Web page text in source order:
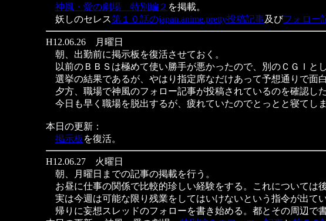
神風・愛の劇場 特別編２ を掲載。
妖しのセレス第１０話のjapan.anime.pretty投稿記事及びフォロー
H12.06.26 月曜日
朝、出勤前に掲示板を復活させておく。
以前のＢＢＳは極めて使い勝手が悪かったので、別のＣＧＩとし
選挙の結果であるが、やはり指定席なだけあって予想通りで面白
夕方、職場で神風のフォロー記事が投稿されているのを確認した
今日も早く職場を脱出するが、疲れていたのでとっとと寝てしま
本日の更新：
掲示板 を復活。
H12.06.27 火曜日
朝、月曜日までの記事の掲載を行う。
お昼に仕事の関係で比較的珍しい経験をする。これについては
実は今週は可能な限り残業をしてはいけないという指令が出て
帰りに妄想スレッドのフォローを書き始める。都とその周辺で書